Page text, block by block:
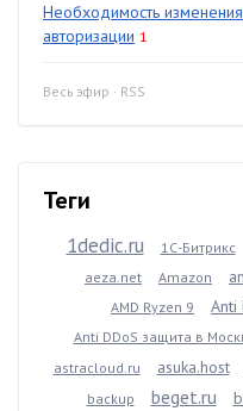
Необходимость
авторизации 1
Весь эфир · RSS
Теги
1dedic.ru 1С-Битрикс
aeza.net
Amazon
AMD Ryzen 9
Anti
Anti DDoS защита в
astracloud.ru
asuka.host
backup beget.ru